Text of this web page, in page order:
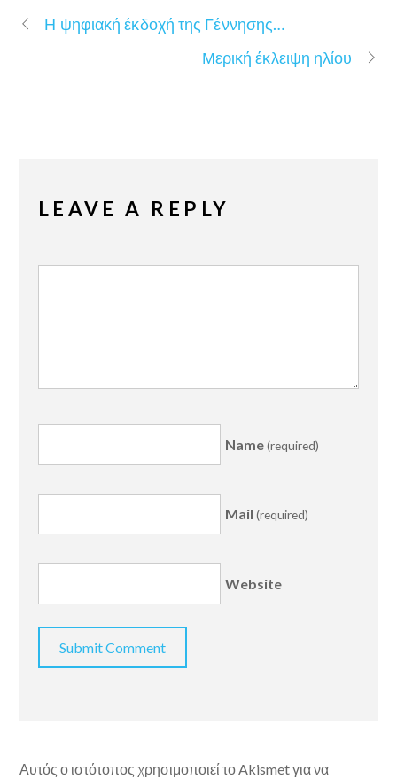
Η ψηφιακή έκδοχή της Γέννησης…
Μερική έκλειψη ηλίου
LEAVE A REPLY
Name(required)
Mail (required)
Website
Αυτός ο ιστότοπος χρησιμοποιεί το Akismet για να